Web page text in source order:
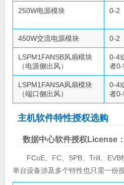
250W电源模块 0-2
450W交流电源模块 0-2
LSPM1FANSB风扇模块
（电源侧出风）
0-4
者
LSPM1FANSA风扇模块
（端口侧出风）
0-4
者0-
主机软件特性授权选购
数据中心软件授权License：
FCoE、FC、SPB、Trill、EVB
单台设备涉及多个特性也只需一份